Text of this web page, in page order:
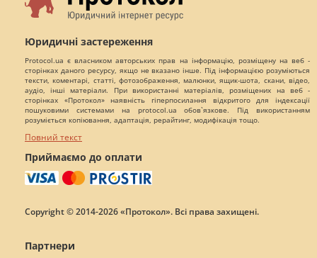
Юридичні застереження
Protocol.ua є власником авторських прав на інформацію, розміщену на веб -
сторінках даного ресурсу, якщо не вказано інше. Під інформацією розуміються
тексти, коментарі, статті, фотозображення, малюнки, ящик-шота, скани, відео,
аудіо, інші матеріали. При використанні матеріалів, розміщених на веб -
сторінках «Протокол» наявність гіперпосилання відкритого для індексації
пошуковими системами на protocol.ua обов`язкове. Під використанням
розуміється копіювання, адаптація, рерайтинг, модифікація тощо.
Повний текст
Приймаємо до оплати
Copyright © 2014-2026 «Протокол». Всі права захищені.
Партнери